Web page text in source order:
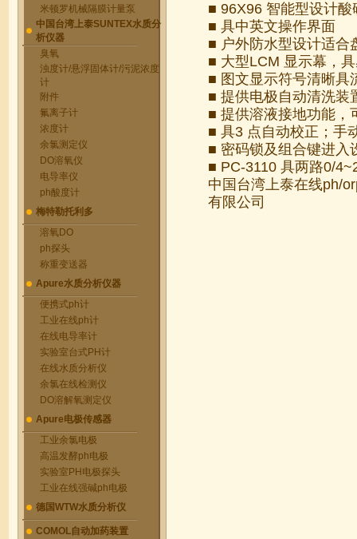
米顿罗机械隔膜计量泵
中国台湾上泰SUNTEX水质分
析仪器
臭氧
浊度计/悬浮固体计/污泥浓度
计
附件
氟离子计
浓度计
余氯测定仪
DO溶氧仪
电导率仪
ph酸度计
梅特勒托利多
溶氧DO
ph探头
称重变送器
Apure水质分析仪器
便携式ph计
工业在线ph计
在线电导率计
实验室台式PH计
在线水质分析仪
余氯在线检测仪
DO溶解氧测定仪
Apure电极传感器
工业余氯电极
高温发酵ph电极
实验室PH电极探头
工业在线强碱ph电极
德国WTW水质分析仪
COMOL自动加药装置
■ 96X96 智能型设计
■ 具中英文操作界面
■ 户外防水型设计适合
■ 大型LCM 显示幕，
■ 图文显示符号清晰具
■ 提供电极自动清洗装
■ 提供溶液接地功能，
■ 具3 点自动校正；手
■ 密码锁及组合键进入
■ PC-3110 具两路0/
中国台湾上泰在线ph/
有限公司